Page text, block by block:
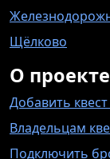
Щёлково
О проекте
Добавить
Владельцам
Подключить